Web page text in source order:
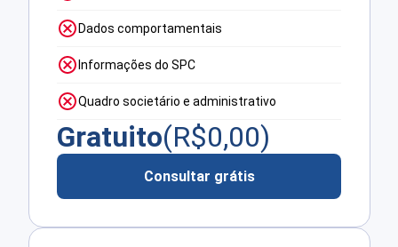
Dados comportamentais
Informações do SPC
Quadro societário e administrativo
Gratuito(R$0,00)
Consultar grátis